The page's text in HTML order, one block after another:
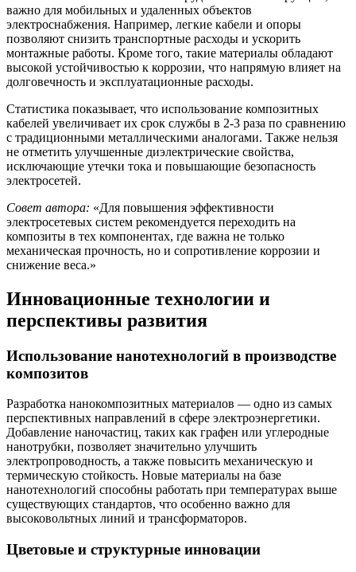
важно для мобильных и удаленных объектов
электроснабжения. Например, легкие кабели и опоры
позволяют снизить транспортные расходы и ускорить
монтажные работы. Кроме того, такие материалы обладают
высокой устойчивостью к коррозии, что напрямую влияет на
долговечность и эксплуатационные расходы.
Статистика показывает, что использование композитных
кабелей увеличивает их срок службы в 2-3 раза по сравнению
с традиционными металлическими аналогами. Также нельзя
не отметить улучшенные диэлектрические свойства,
исключающие утечки тока и повышающие безопасность
электросетей.
Совет автора: «Для повышения эффективности
электросетевых систем рекомендуется переходить на
композиты в тех компонентах, где важна не только
механическая прочность, но и сопротивление коррозии и
снижение веса.»
Инновационные технологии и
перспективы развития
Использование нанотехнологий в производстве
композитов
Разработка нанокомпозитных материалов — одно из самых
перспективных направлений в сфере электроэнергетики.
Добавление наночастиц, таких как графен или углеродные
нанотрубки, позволяет значительно улучшить
электропроводность, а также повысить механическую и
термическую стойкость. Новые материалы на базе
нанотехнологий способны работать при температурах выше
существующих стандартов, что особенно важно для
высоковольтных линий и трансформаторов.
Цветовые и структурные инновации